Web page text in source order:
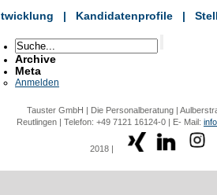
| Kandidatenprofile |
Archive
Meta
Anmelden
Tauster GmbH | Die Personalberatung |
Reutlingen | Telefon: +49 7121 16124-0 | E- Mail:
2018 |